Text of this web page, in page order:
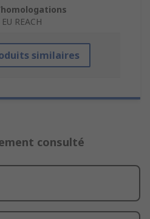
REACH
similaires
consulté